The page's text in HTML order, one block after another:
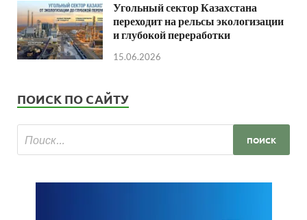
Угольный сектор Казахстана
переходит на рельсы экологизации
и глубокой переработки
15.06.2026
ПОИСК ПО САЙТУ